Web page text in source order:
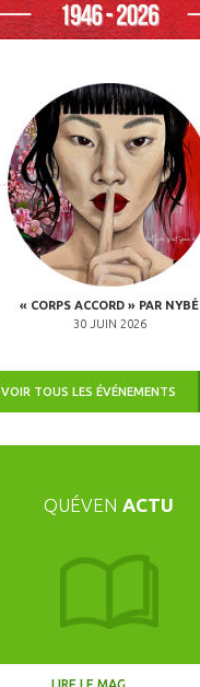
« CORPS ACCORD » PAR NYBÉ
30 JUIN 2026
VOIR TOUS LES ÉVÉNEMENTS
QUÉVEN ACTU